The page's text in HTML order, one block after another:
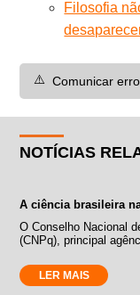
Filosofia
⚠️ Comunicar erro
NOTÍCIAS
A ciência brasileira
O Conselho Nacional
(CNPq), principal
LER MAIS